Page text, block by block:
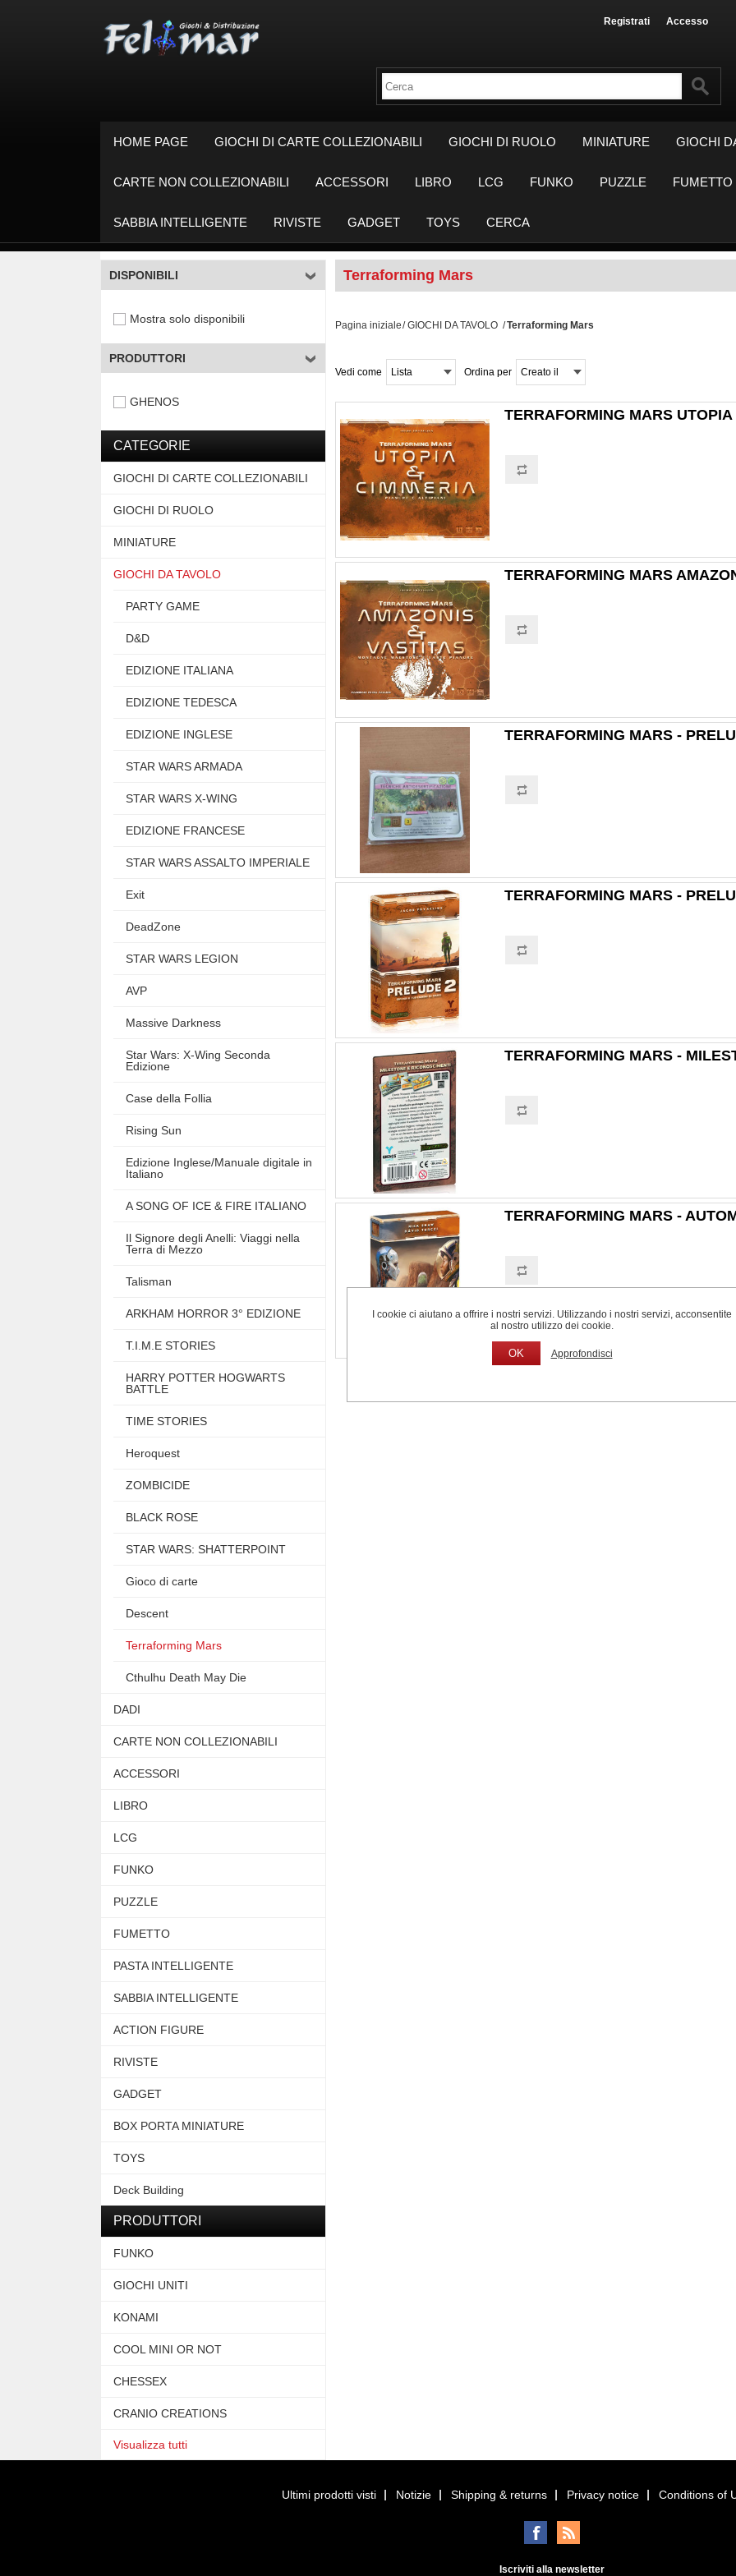
Registrati Accesso
HOME PAGE GIOCHI DI CARTE COLLEZIONABILI GIOCHI DI RUOLO MINIATURE GIOCHI
CARTE NON COLLEZIONABILI ACCESSORI LIBRO LCG FUNKO PUZZLE FUMETTO
SABBIA INTELLIGENTE RIVISTE GADGET TOYS CERCA
Terraforming Mars
Pagina iniziale/ GIOCHI DA TAVOLO /Terraforming Mars
Vedi come Lista Ordina per Creato il
TERRAFORMING MARS
TERRAFORMING MARS
TERRAFORMING MARS -
TERRAFORMING MARS -
TERRAFORMING MARS -
TERRAFORMING MARS -
DISPONIBILI
Mostra solo disponibili
PRODUTTORI
GHENOS
CATEGORIE
GIOCHI DI CARTE COLLEZIONABILI
GIOCHI DI RUOLO
MINIATURE
GIOCHI DA TAVOLO
PARTY GAME
D&D
EDIZIONE ITALIANA
EDIZIONE TEDESCA
EDIZIONE INGLESE
STAR WARS ARMADA
STAR WARS X-WING
EDIZIONE FRANCESE
STAR WARS ASSALTO IMPERIALE
Exit
DeadZone
STAR WARS LEGION
AVP
Massive Darkness
Star Wars: X-Wing Seconda
Edizione
Case della Follia
Rising Sun
Edizione Inglese/Manuale digitale in
Italiano
A SONG OF ICE & FIRE ITALIANO
Il Signore degli Anelli: Viaggi nella
Terra di Mezzo
Talisman
ARKHAM HORROR 3° EDIZIONE
T.I.M.E STORIES
HARRY POTTER HOGWARTS
BATTLE
TIME STORIES
Heroquest
ZOMBICIDE
BLACK ROSE
STAR WARS: SHATTERPOINT
Gioco di carte
Descent
Terraforming Mars
Cthulhu Death May Die
DADI
CARTE NON COLLEZIONABILI
ACCESSORI
LIBRO
LCG
FUNKO
PUZZLE
FUMETTO
PASTA INTELLIGENTE
SABBIA INTELLIGENTE
ACTION FIGURE
RIVISTE
GADGET
BOX PORTA MINIATURE
TOYS
Deck Building
PRODUTTORI
FUNKO
GIOCHI UNITI
KONAMI
COOL MINI OR NOT
CHESSEX
CRANIO CREATIONS
Visualizza tutti
Ultimi prodotti visti Notizie Shipping & returns Privacy notice Conditions of
Iscriviti alla newsletter
I cookie ci aiutano a offrire i nostri servizi. Utilizzando i nostri servizi, acconsentite
al nostro utilizzo dei cookie.
OK Approfondisci